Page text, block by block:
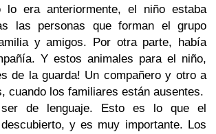
lo era anteriormente, el niño estaba
las personas que forman el grupo
y amigos. Por otra parte, había
Y estos animales para el niño,
de la guarda! Un compañero y otro a
cuando los familiares están ausentes.
de lenguaje. Esto es lo que el
y es muy importante. Los